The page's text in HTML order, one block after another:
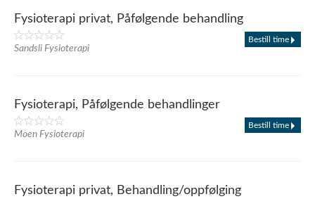
Fysioterapi privat, Påfølgende behandling
Sandsli Fysioterapi
Bestill time
Fysioterapi, Påfølgende behandlinger
Moen Fysioterapi
Bestill time
Fysioterapi privat, Behandling/oppfølging